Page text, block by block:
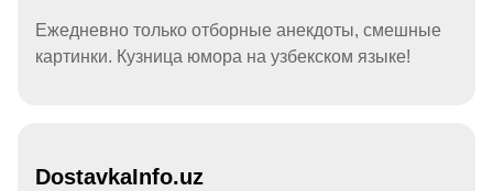
Ежедневно только отборные анекдоты, смешные
картинки. Кузница юмора на узбекском языке!
DostavkaInfo.uz